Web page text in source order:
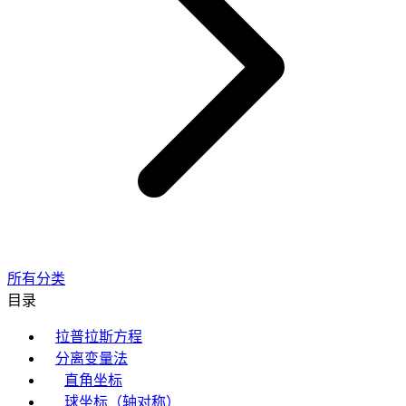
所有分类
目录
拉普拉斯方程
分离变量法
直角坐标
球坐标（轴对称）